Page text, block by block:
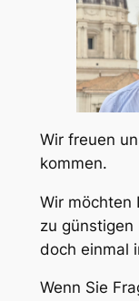
Wir freuen
kommen.
Wir möchten
zu günstigen
doch einmal
Wenn Sie